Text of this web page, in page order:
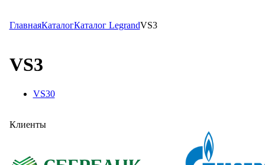
ГлавнаяКаталогКаталог LegrandVS3
VS3
VS30
Клиенты